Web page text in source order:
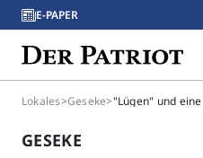
E-PAPER
Lokales>Geseke>
GESEKE